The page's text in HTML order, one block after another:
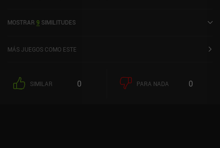
5,0 en la App Store de iOS.
MOSTRAR 9 SIMILITUDES
MÁS JUEGOS COMO ESTE
SIMILAR 0 PARA NADA 0